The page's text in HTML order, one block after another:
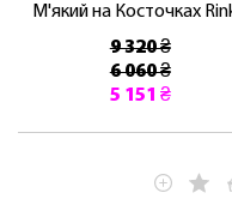
М'який на Косточках
9 320 ₴
6 060 ₴
5 151 ₴